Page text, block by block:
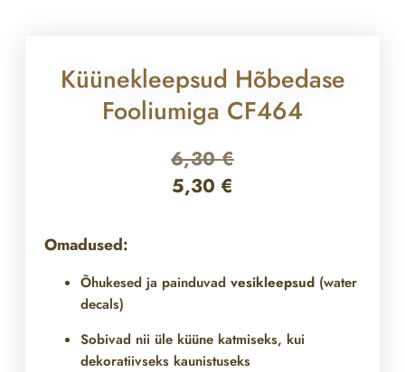
Küünekleepsud Hõbedase
Fooliumiga CF464
6,30€
5,30 €
Omadused:
Õhukesed ja painduvadvesikleepsud (water
decals)
Sobivad nii üle küüne katmiseks, kui
dekoratiivseks kaunistuseks